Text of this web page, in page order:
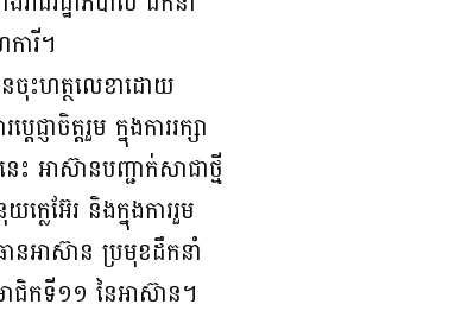
ារី។
នចុះហត្ថលេខាដោយ
ាចិត្តរួម ក្នុងការរក្សា
អាស៊ានបញ្ជាក់សាជាថ្មី
េអ៊ែរ និងក្នុងការរួម
ានអាស៊ាន ប្រមុខដឹកនាំ
ាជិកទី១១ នៃអាស៊ាន។